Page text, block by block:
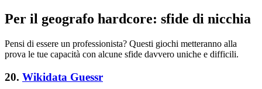
Per il geografo hardcore: sfide di nicchia
Pensi di essere un professionista? Questi giochi metteranno alla
prova le tue capacità con alcune sfide davvero uniche e difficili.
20. Wikidata Guessr